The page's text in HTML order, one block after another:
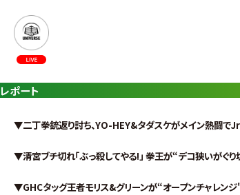
レポート
▼二丁拳銃返り討ち、YO-HEY&タダスケがメイン熱闘でJr.
▼清宮ブチ切れ「ぶっ殺してやる!」 拳王が“デコ狭いがぐ
▼GHCタッグ王者モリス&グリーンが“オープンチャレ